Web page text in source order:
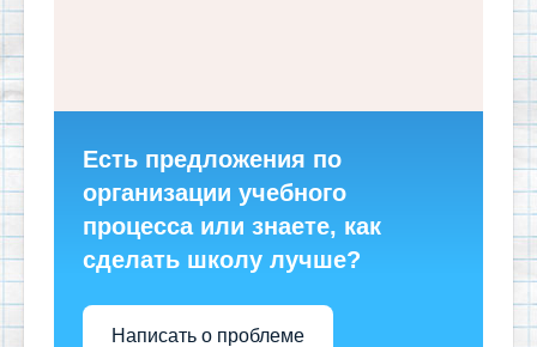
Есть предложения по
организации учебного
процесса или знаете, как
сделать школу лучше?
Написать о проблеме